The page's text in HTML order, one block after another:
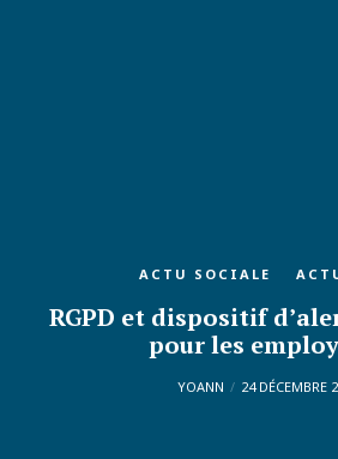
ACTU SOCIALE
RGPD et dispositif
pour les
YOANN 24 DÉCEMBRE